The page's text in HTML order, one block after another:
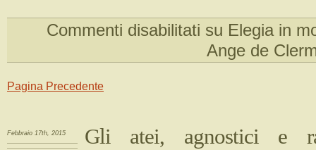
Commenti disabilitati su Elegia in
Ange de
Pagina Precedente
Febbraio 17th, 2015
Gli atei, agnostici e